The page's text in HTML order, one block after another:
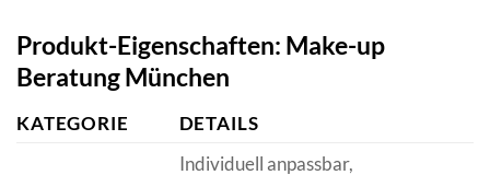
Produkt-Eigenschaften: Make-up
Beratung München
KATEGORIE DETAILS
Individuell anpassbar,